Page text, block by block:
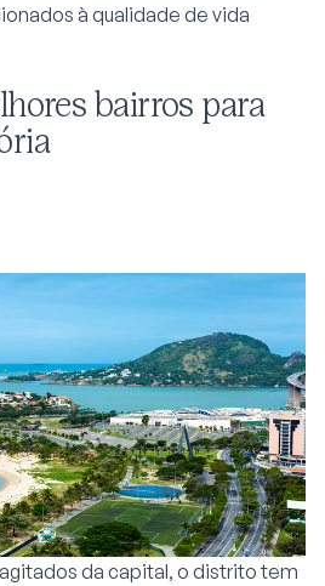
à qualidade de vida
bairros para
da capital, o distrito tem